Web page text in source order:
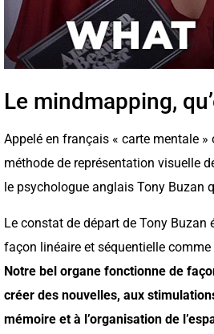
Le mindmapping,
Appelé en français « carte mentale
méthode de représentation visuelle
le psychologue anglais Tony Buzan
Le constat de départ de Tony
façon linéaire et séquentielle
Notre bel organe fonctionne de
créer des nouvelles, aux
mémoire et à l’organisation de